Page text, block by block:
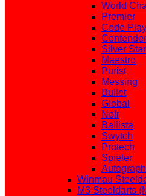
World
Premier
Code
Contender
Silver Star
Maestro
Purist
Messing
Bullet
Global
Noir
Ballista
Swytch
Protech
Spieler
Autograph
Winmau
M3 Steeldarts